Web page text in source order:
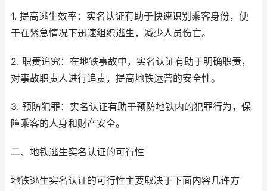
1. 提高逃生效率：实名认证有助于快速识别乘客身份，便
于在紧急情况下迅速组织逃生，减少人员伤亡。
2. 职责追究：在地铁事故中，实名认证有助于明确职责，
对事故职责人进行追责，提高地铁运营的安全性。
3. 预防犯罪：实名认证有助于预防地铁内的犯罪行为，保
障乘客的人身和财产安全。
二、地铁逃生实名认证的可行性
地铁逃生实名认证的可行性主要取决于下面内容几许方